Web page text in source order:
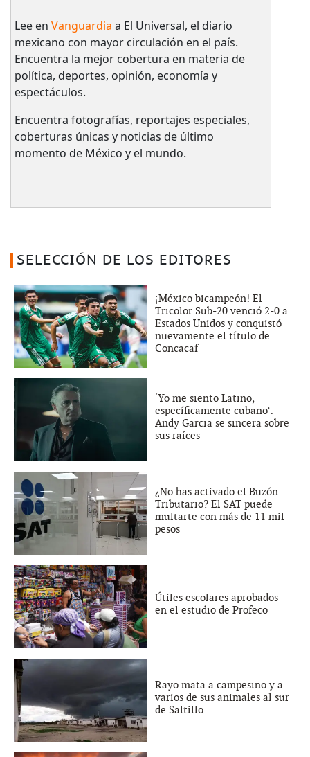
Lee en Vanguardia a El Universal, el diario
mexicano con mayor circulación en el país.​
Encuentra la mejor cobertura en materia de
política, deportes, opinión, economía y
espectáculos.
Encuentra fotografías, reportajes especiales,
coberturas únicas y noticias de último
momento de México y el mundo.
SELECCIÓN DE LOS EDITORES
¡México bicampeón! El
Tricolor Sub-20 venció 2-0 a
Estados Unidos y conquistó
nuevamente el título de
Concacaf
‘Yo me siento Latino,
específicamente cubano’:
Andy Garcia se sincera sobre
sus raíces
¿No has activado el Buzón
Tributario? El SAT puede
multarte con más de 11 mil
pesos
Útiles escolares aprobados
en el estudio de Profeco
Rayo mata a campesino y a
varios de sus animales al sur
de Saltillo